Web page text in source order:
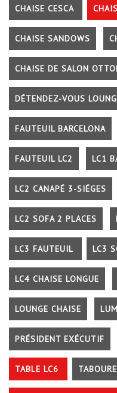
CHAISE CESCA
CHAISE SANDOWS
CHAISE DE SALON
DÉTENDEZ-VOUS
FAUTEUIL BARCELONA
FAUTEUIL LC2 LC1
LC2 CANAPÉ 3-SIÉGES
LC2 SOFA 2 PLACES
LC3 FAUTEUIL LC3
LC4 CHAISE LONGUE
LOUNGE CHAISE
PRÉSIDENT EXÉCUTIF
TABLE LC6